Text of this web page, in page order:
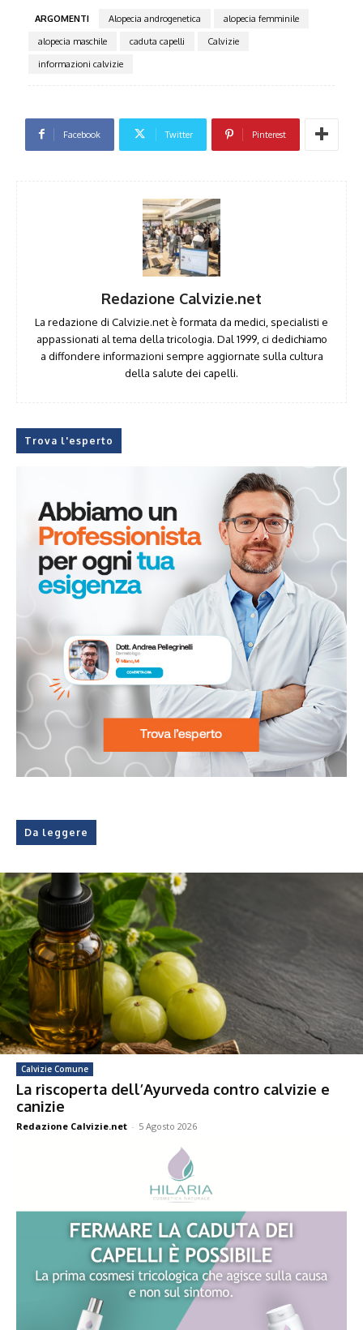
ARGOMENTI Alopecia androgenetica
alopecia femminile
alopecia maschile
caduta capelli
Calvizie
informazioni calvizie
Facebook Twitter Pinterest
Redazione Calvizie.net
La redazione di Calvizie.net è formata da medici, specialisti e
appassionati al tema della tricologia. Dal 1999, ci dedichiamo
a diffondere informazioni sempre aggiornate sulla cultura
della salute dei capelli.
Trova l'esperto
Da leggere
Calvizie Comune
La riscoperta dell’Ayurveda contro calvizie e
canizie
Redazione Calvizie.net - 5 Agosto 2026